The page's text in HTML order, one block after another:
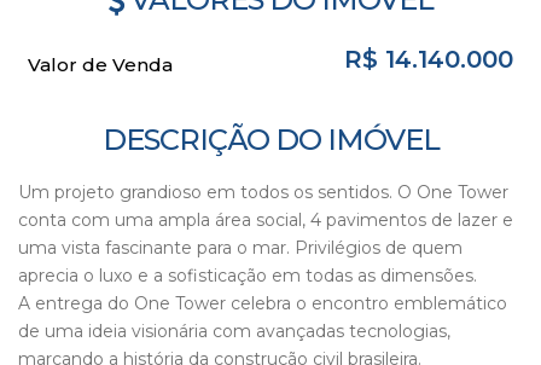
R$ 14.140.000
Valor de Venda
DESCRIÇÃO DO IMÓVEL
Um projeto grandioso em todos os sentidos. O One Tower
conta com uma ampla área social, 4 pavimentos de lazer e
uma vista fascinante para o mar. Privilégios de quem
aprecia o luxo e a sofisticação em todas as dimensões.
A entrega do One Tower celebra o encontro emblemático
de uma ideia visionária com avançadas tecnologias,
marcando a história da construção civil brasileira.